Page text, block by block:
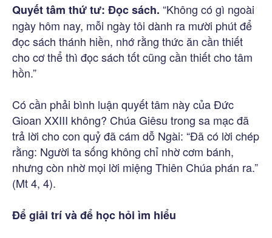
Quyết tâm thứ tư: Đọc sách. “Không có gì ngoài
ngày hôm nay, mỗi ngày tôi dành ra mười phút để
đọc sách thánh hiền, nhớ rằng thức ăn cần thiết
cho cơ thể thì đọc sách tốt cũng cần thiết cho tâm
hồn.”
Có cần phải bình luận quyết tâm này của Đức
Gioan XXIII không? Chúa Giêsu trong sa mạc đã
trả lời cho con quỷ đã cám dỗ Ngài: “Đã có lời chép
rằng: Người ta sống không chỉ nhờ cơm bánh,
nhưng còn nhờ mọi lời miệng Thiên Chúa phán ra.”
(Mt 4, 4).
Để giải trí và để học hỏi ìm hiểu